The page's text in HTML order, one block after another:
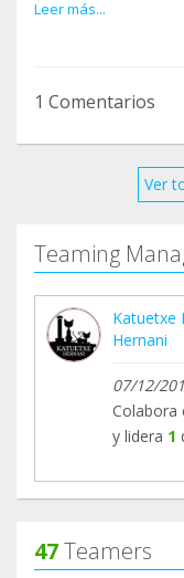
Leer más...
1 Comentarios
Ver
Teaming
Katuetxe
Hernani
07/12/
Colabora
y lidera 1
47Teamers